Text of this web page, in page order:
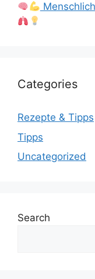
Categories
Rezepte & Tipps
Tipps
Uncategorized
Search